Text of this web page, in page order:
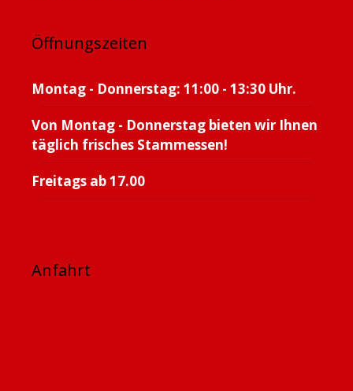
Öffnungszeiten
Montag - Donnerstag: 11:00 - 13:30 Uhr.
Von Montag - Donnerstag bieten wir Ihnen
täglich frisches Stammessen!
Freitags ab 17.00
Anfahrt